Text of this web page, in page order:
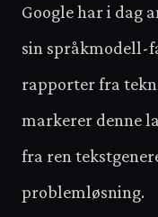
Google har i dag
sin språkmodell-
rapporter fra
markerer denne
fra ren
problemløsning.